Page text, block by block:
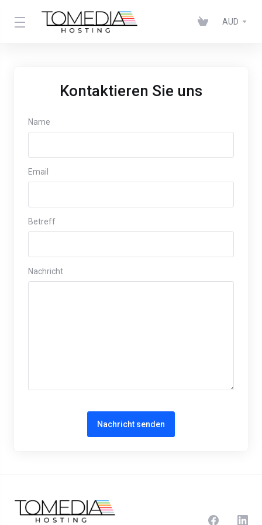
AUD
Kontaktieren Sie uns
Name
Email
Betreff
Nachricht
Nachricht senden